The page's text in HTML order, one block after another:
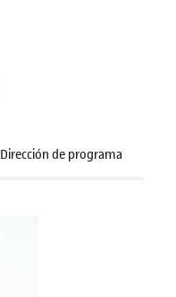
Dirección de programa